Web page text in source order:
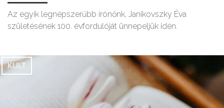
Az egyik legnépszerűbb írónőnk, Janikovszky Éva
születésének 100. évfordulóját ünnepeljük idén.
KULT